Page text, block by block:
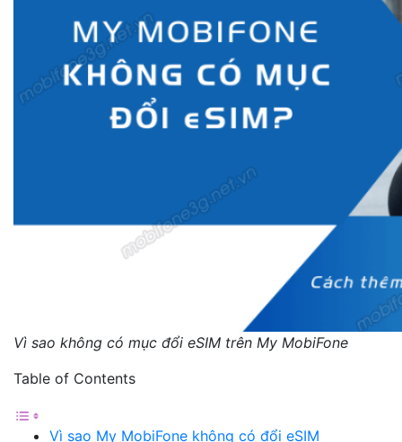
Vì sao không có mục đổi eSIM trên My MobiFone
Table of Contents
Vì sao My MobiFone không có đổi eSIM